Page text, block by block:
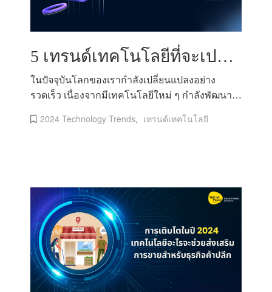
5 เทรนด์เทคโนโลยีที่จะเปลี่ยนโลกในปี 2567
ในปัจจุบันโลกของเรากำลังเปลี่ยนแปลงอย่าง
รวดเร็ว เนื่องจากมีเทคโนโลยีใหม่ ๆ กำลังพัฒนา
2024 Technology Trends เทรนด์เทคโนโลยี